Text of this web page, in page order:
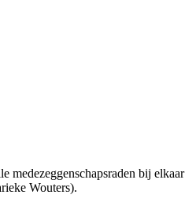
medezeggenschapsraden bij elkaar
Wouters).